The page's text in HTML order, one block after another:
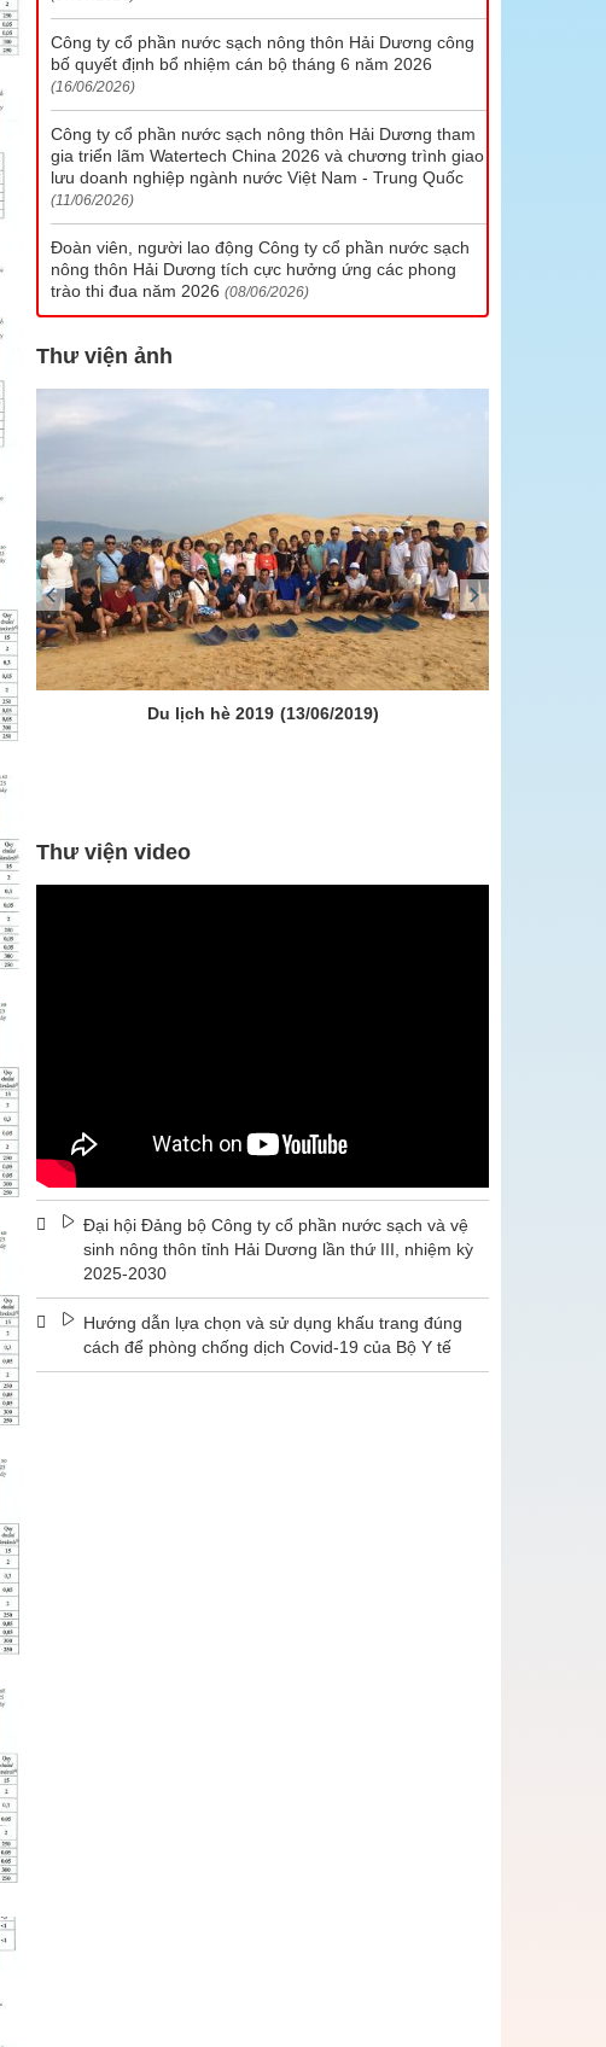
Chi nhánh cấp nước số 8
Hotline liên hệ các chi nhánh
Công ty cổ phần nước sạch nông thôn Hải Dương công
bố quyết định bổ nhiệm cán bộ tháng 6 năm 2026
(16/06/2026)
Công ty cổ phần nước sạch nông thôn Hải Dương tham
gia triển lãm Watertech China 2026 và chương trình giao
lưu doanh nghiệp ngành nước Việt Nam - Trung Quốc
(11/06/2026)
Đoàn viên, người lao động Công ty cổ phần nước sạch
nông thôn Hải Dương tích cực hưởng ứng các phong
trào thi đua năm 2026 (08/06/2026)
Thư viện ảnh
Du lịch hè 2019 (13/06/2019)
Thư viện video
Đại hội Đảng bộ Công ty cổ phần nước sạch và vệ
sinh nông thôn tỉnh Hải Dương lần thứ III, nhiệm kỳ
2025-2030
Hướng dẫn lựa chọn và sử dụng khấu trang đúng
cách để phòng chống dịch Covid-19 của Bộ Y tế